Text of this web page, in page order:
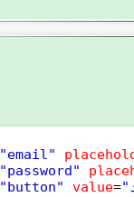
"email"
"password"
"button" value=